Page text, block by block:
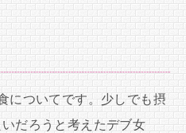
についてです。少しでも摂
だろうと考えたデブ女